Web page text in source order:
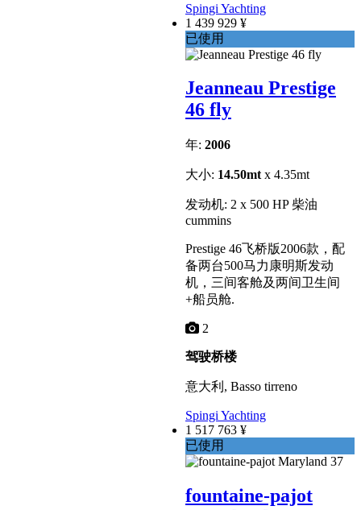
Spingi Yachting
1 439 929 ¥
已使用
Jeanneau Prestige
46 fly
年: 2006
大小: 14.50mt x 4.35mt
发动机: 2 x 500 HP 柴油
cummins
Prestige 46飞桥版2006款，配
备两台500马力康明斯发动
机，三间客舱及两间卫生间
+船员舱.
2
驾驶桥楼
意大利, Basso tirreno
Spingi Yachting
1 517 763 ¥
已使用
fountaine-pajot